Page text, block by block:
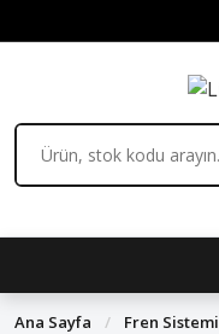
Ana Sayfa / Fren Sistemi